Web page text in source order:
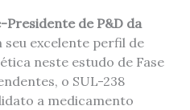
Presidente de P&D da
seu excelente perfil de
neste estudo de Fase
o SUL-238
a medicamento